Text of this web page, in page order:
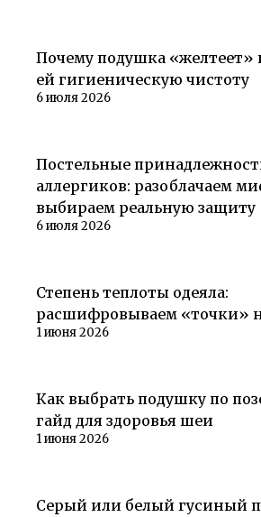
Советы покупателям
6 июля 2026
Почему подушка «желтеет»
ей гигиеническую чистоту
Советы покупателям
6 июля 2026
Постельные
аллергиков: разоблачаем
выбираем реальную защиту
Советы покупателям
1 июня 2026
Степень теплоты одеяла:
расшифровываем «точки»
Советы покупателям
1 июня 2026
Как выбрать подушку по
гайд для здоровья шеи
Советы покупателям
Серый или белый гусиный